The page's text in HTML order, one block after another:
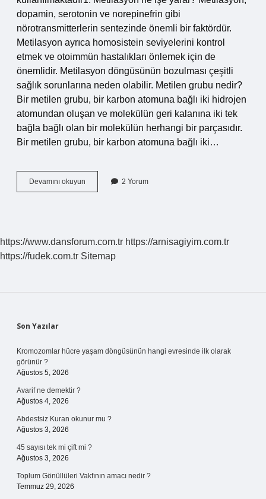
dopamin, serotonin ve norepinefrin gibi
nörotransmitterlerin sentezinde önemli bir faktördür.
Metilasyon ayrıca homosistein seviyelerini kontrol
etmek ve otoimmün hastalıkları önlemek için de
önemlidir. Metilasyon döngüsünün bozulması çeşitli
sağlık sorunlarına neden olabilir. Metilen grubu nedir?
Bir metilen grubu, bir karbon atomuna bağlı iki hidrojen
atomundan oluşan ve molekülün geri kalanına iki tek
bağla bağlı olan bir molekülün herhangi bir parçasıdır.
Bir metilen grubu, bir karbon atomuna bağlı iki…
Devamını okuyun
Grubu
2 Yorum
https://www.dansforum.com.tr https://arnisagiyim.com.tr
https://fudek.com.tr Sitemap
Sidebar
Son Yazılar
Kromozomlar hücre yaşam döngüsünün hangi evresinde ilk olarak
görünür ?
Ağustos 5, 2026
Avarif ne demektir ?
Ağustos 4, 2026
Abdestsiz Kuran okunur mu ?
Ağustos 3, 2026
45 sayısı tek mi çift mi ?
Ağustos 3, 2026
Toplum Gönüllüleri Vakfının amacı nedir ?
Temmuz 29, 2026